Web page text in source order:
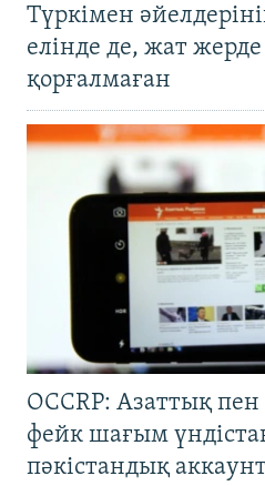
Түркімен
елінде де, жат
қорғалмаған
OCCRP: Азаттық
фейк шағым
пәкістандық